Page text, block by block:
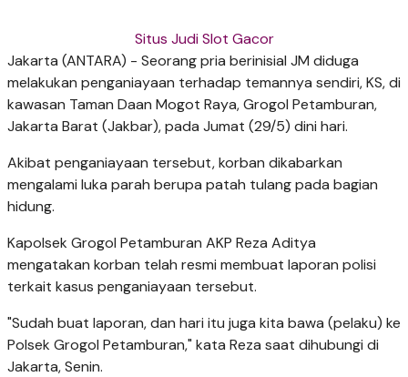
Situs Judi Slot Gacor
Jakarta (ANTARA) - Seorang pria berinisial JM diduga
melakukan penganiayaan terhadap temannya sendiri, KS, di
kawasan Taman Daan Mogot Raya, Grogol Petamburan,
Jakarta Barat (Jakbar), pada Jumat (29/5) dini hari.
Akibat penganiayaan tersebut, korban dikabarkan
mengalami luka parah berupa patah tulang pada bagian
hidung.
Kapolsek Grogol Petamburan AKP Reza Aditya
mengatakan korban telah resmi membuat laporan polisi
terkait kasus penganiayaan tersebut.
"Sudah buat laporan, dan hari itu juga kita bawa (pelaku) ke
Polsek Grogol Petamburan," kata Reza saat dihubungi di
Jakarta, Senin.